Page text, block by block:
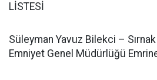
LİSTESİ
Süleyman Yavuz Bilekci –
Emniyet Genel Müdürlüğü